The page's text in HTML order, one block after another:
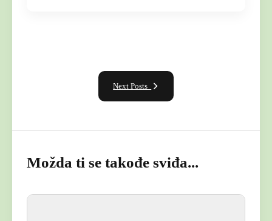
Next Posts
Možda ti se takođe sviđa...